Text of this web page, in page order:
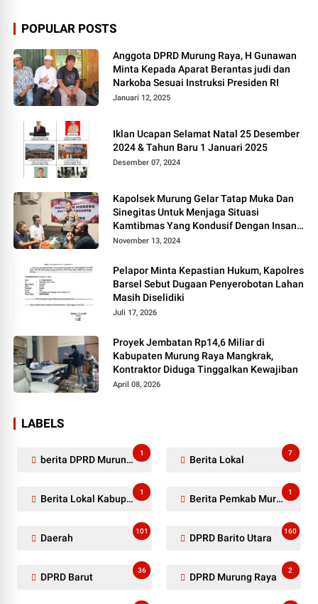
POPULAR POSTS
Anggota DPRD Murung Raya, H Gunawan
Minta Kepada Aparat Berantas judi dan
Narkoba Sesuai Instruksi Presiden RI
Januari 12, 2025
Iklan Ucapan Selamat Natal 25 Desember
2024 & Tahun Baru 1 Januari 2025
Desember 07, 2024
Kapolsek Murung Gelar Tatap Muka Dan
Sinegitas Untuk Menjaga Situasi
Kamtibmas Yang Kondusif Dengan Insan
Pers
November 13, 2024
Pelapor Minta Kepastian Hukum, Kapolres
Barsel Sebut Dugaan Penyerobotan Lahan
Masih Diselidiki
Juli 17, 2026
Proyek Jembatan Rp14,6 Miliar di
Kabupaten Murung Raya Mangkrak,
Kontraktor Diduga Tinggalkan Kewajiban
April 08, 2026
LABELS
berita DPRD Murung Raya
1
Berita Lokal
7
Berita Lokal Kabupaten Barito Utara
1
Berita Pemkab Murung Raya
1
Daerah
101
DPRD Barito Utara
160
DPRD Barut
36
DPRD Murung Raya
2